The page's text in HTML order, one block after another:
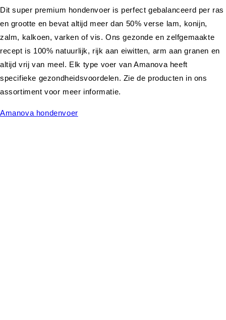
Dit super premium hondenvoer is perfect gebalanceerd per ras
en grootte en bevat altijd meer dan 50% verse lam, konijn,
zalm, kalkoen, varken of vis. Ons gezonde en zelfgemaakte
recept is 100% natuurlijk, rijk aan eiwitten, arm aan granen en
altijd vrij van meel. Elk type voer van Amanova heeft
specifieke gezondheidsvoordelen. Zie de producten in ons
assortiment voor meer informatie.
Amanova hondenvoer